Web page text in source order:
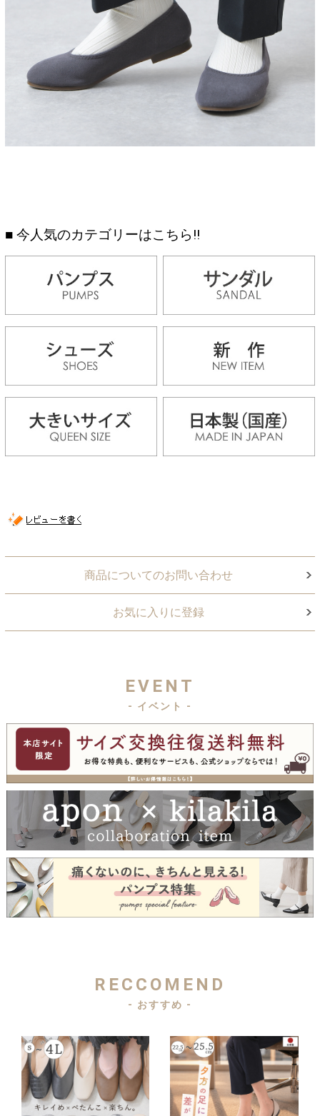
■ 今人気のカテゴリーはこちら!!
商品についてのお問い合わせ
お気に入りに登録
EVENT
- イベント -
RECCOMEND
- おすすめ -